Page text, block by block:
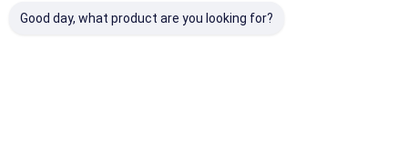
Good day, what product are you looking for?